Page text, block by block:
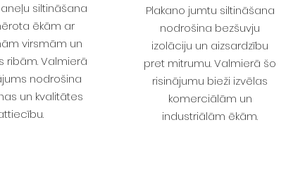
siltināšana
ēkām ar
virsmām un
ribām. Valmierā
nodrošina
un kvalitātes
Plakano jumtu siltināšana
nodrošina bezšuvju
izolāciju un aizsardzību
pret mitrumu. Valmierā šo
risinājumu bieži izvēlas
komerciālām un
industriālām ēkām.